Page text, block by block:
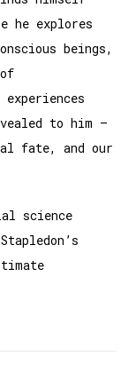
he explores
beings,
to him –
fate, and our
science